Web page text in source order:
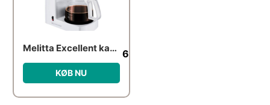
Melitta Excellent kaffemaskine hvid 4,0 649.95
KØB NU